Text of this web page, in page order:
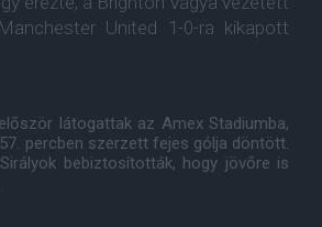
United 1-0-ra kikapott
látogattak az Amex Stadiumba,
percben szerzett fejes gólja döntött.
bebiztosították, hogy jövőre is